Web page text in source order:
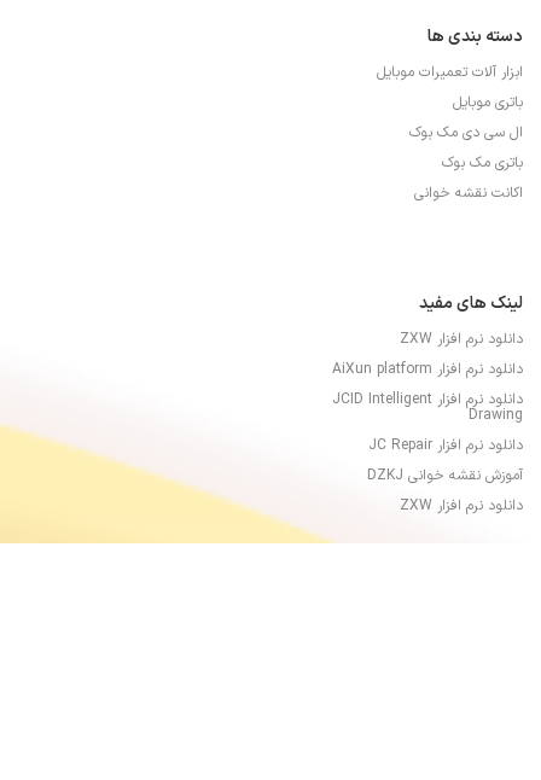
دسته بندی ها
ابزار آلات تعمیرات موبایل
باتری موبایل
ال سی دی مک بوک
باتری مک بوک
اکانت نقشه خوانی
لینک های مفید
دانلود نرم افزار ZXW
دانلود نرم افزار AiXun platform
دانلود نرم افزار JCID Intelligent
Drawing
دانلود نرم افزار JC Repair
آموزش نقشه خوانی DZKJ
دانلود نرم افزار ZXW